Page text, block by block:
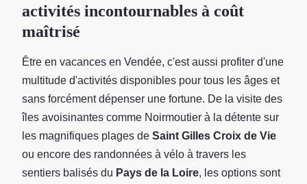
activités incontournables à coût
maîtrisé
Être en vacances en Vendée, c'est aussi profiter d'une
multitude d'activités disponibles pour tous les âges et
sans forcément dépenser une fortune. De la visite des
îles avoisinantes comme Noirmoutier à la détente sur
les magnifiques plages de Saint Gilles Croix de Vie
ou encore des randonnées à vélo à travers les
sentiers balisés du Pays de la Loire, les options sont